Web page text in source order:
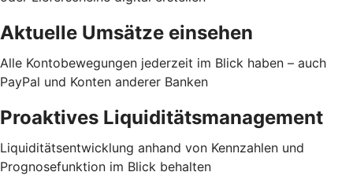
Aktuelle Umsätze einsehen
Alle Kontobewegungen jederzeit im Blick haben – auch
PayPal und Konten anderer Banken
Proaktives Liquiditätsmanagement
Liquiditätsentwicklung anhand von Kennzahlen und
Prognosefunktion im Blick behalten